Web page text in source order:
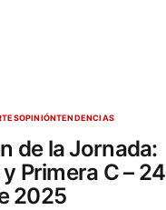
OPINIÓNTENDENCIAS
de la Jornada:
Primera C – 24
2025